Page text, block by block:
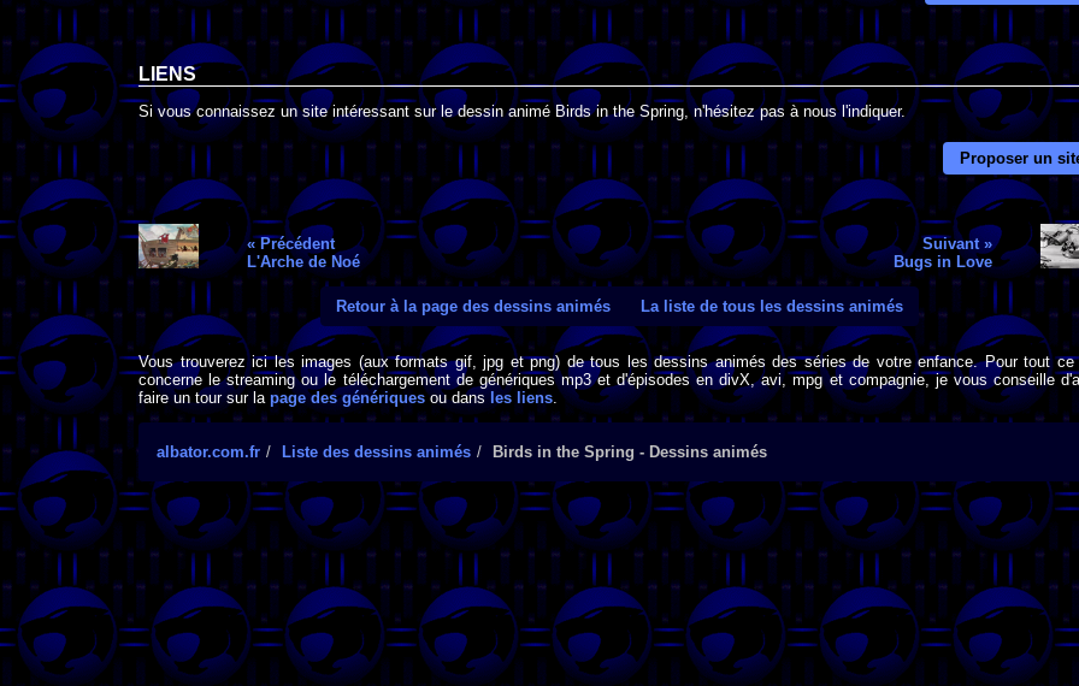
LIENS
Si vous connaissez un site intéressant sur le dessin animé Birds in the Spring, n'hésitez pas à nous l'indiquer.
Proposer un
« Précédent
L'Arche de Noé
Suivant »
Bugs in Love
Retour à la page des dessins animés La liste de tous les dessins animés
Vous trouverez ici les images (aux formats gif, jpg et png) de tous les dessins animés des séries de votre enfance. Pour tout ce
concerne le streaming ou le téléchargement de génériques mp3 et d'épisodes en divX, avi, mpg et compagnie, je vous conseille
faire un tour sur la page des génériquesou dans les liens
albator.com.fr Liste des dessins animés Birds in the Spring - Dessins animés